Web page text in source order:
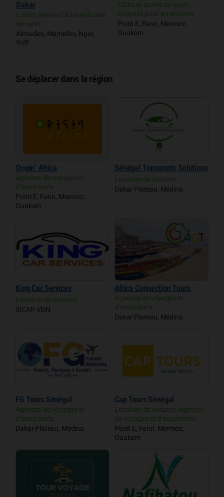
Dakar
Loisirs aériens Clubs et écoles
de sport
Almadies, Mamelles, Ngor,
Yoff
Clubs et écoles de sport
Activités pour les enfants
Point E, Fann, Mermoz,
Ouakam
Se déplacer dans la région
Origin’ Africa
Agences de voyages et
d’excursions
Point E, Fann, Mermoz,
Ouakam
Sénégal Transports Solutions
Location de voitures
Dakar Plateau, Médina
King Car Services
Location de voitures
SICAP, VDN
Africa Connection Tours
Agences de voyages et
d’excursions
Dakar Plateau, Médina
FG Tours Sénégal
Agences de voyages et
d’excursions
Dakar Plateau, Médina
Cap Tours Sénégal
Location de voitures Agences
de voyages et d’excursions
Point E, Fann, Mermoz,
Ouakam